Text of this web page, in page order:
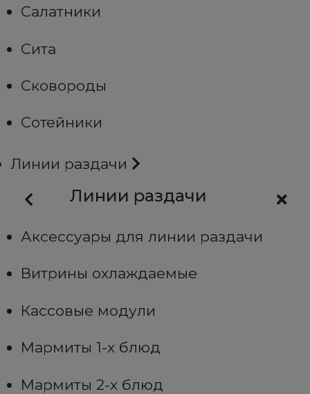
Салатники
Сита
Сковороды
Сотейники
Линии раздачи
Линии раздачи
Аксессуары для линии раздачи
Витрины охлаждаемые
Кассовые модули
Мармиты 1-х блюд
Мармиты 2-х блюд